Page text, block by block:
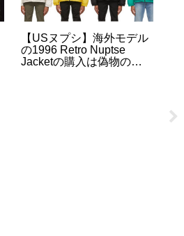
【USヌプシ】海外モデル
の1996 Retro Nuptse
Jacketの購入は偽物の心